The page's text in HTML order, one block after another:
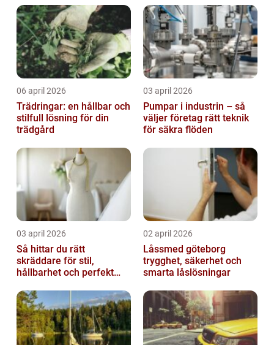
06 april 2026
Trädringar: en hållbar och
stilfull lösning för din
trädgård
03 april 2026
Pumpar i industrin – så
väljer företag rätt teknik
för säkra flöden
03 april 2026
Så hittar du rätt
skräddare för stil,
hållbarhet och perfekt
02 april 2026
Låssmed göteborg
trygghet, säkerhet och
smarta låslösningar